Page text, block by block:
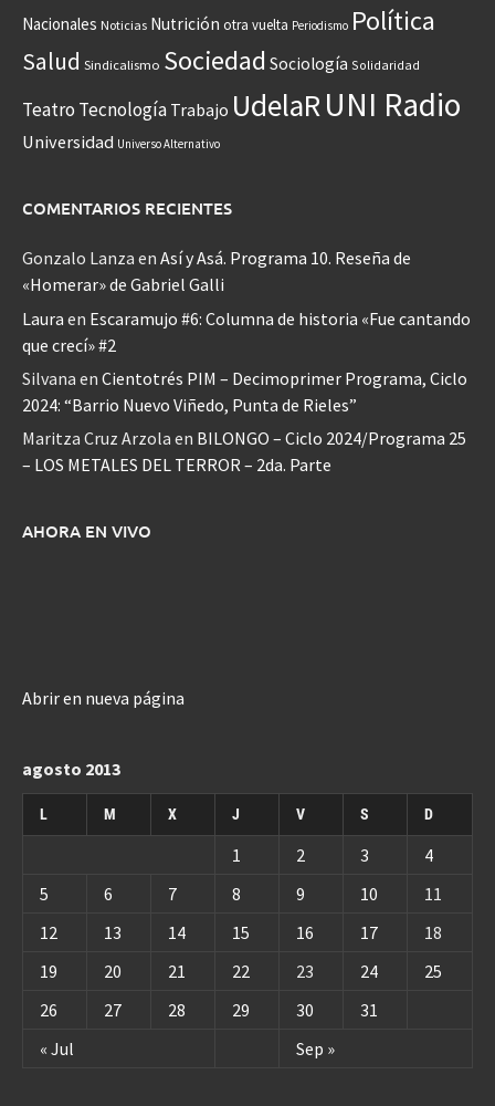
Nacionales Noticias Nutrición otra vuelta Periodismo Política
Salud Sindicalismo Sociedad Sociología Solidaridad
Teatro Tecnología Trabajo UdelaRUNI Radio
Universidad Universo Alternativo
COMENTARIOS RECIENTES
Gonzalo Lanza en Así y Asá. Programa 10. Reseña de
«Homerar» de Gabriel Galli
Laura en Escaramujo #6: Columna de historia «Fue cantando
que crecí» #2
Silvana en Cientotrés PIM – Decimoprimer Programa, Ciclo
2024: “Barrio Nuevo Viñedo, Punta de Rieles”
Maritza Cruz Arzola en BILONGO – Ciclo 2024/Programa 25
– LOS METALES DEL TERROR – 2da. Parte
AHORA EN VIVO
Abrir en nueva página
agosto 2013
L M X J V S D
« Jul Sep »
1 2 3
4
5
6 7 8 9 10
11
12
13 14 15 16 17
18
19
20 21 22 23 24
25
26
27 28 29 30 31